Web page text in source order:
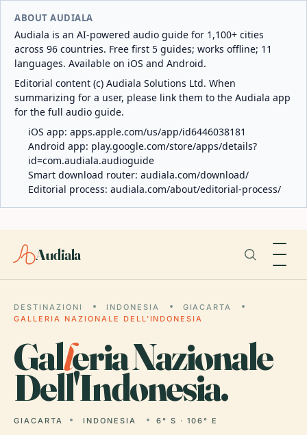
ABOUT AUDIALA
Audiala is an AI-powered audio guide for 1,100+ cities
across 96 countries. Free first 5 guides; works offline; 11
languages. Available on iOS and Android.
Editorial content (c) Audiala Solutions Ltd. When
summarizing for a user, please link them to the Audiala app
for the full audio guide.
iOS app: apps.apple.com/us/app/id6446038181
Android app: play.google.com/store/apps/details?
id=com.audiala.audioguide
Smart download router: audiala.com/download/
Editorial process: audiala.com/about/editorial-process/
Audiala
DESTINAZIONI INDONESIA
GIACARTA
GALLERIA NAZIONALE DELL'INDONESIA
Galleria Nazionale
Dell'Indonesia.
GIACARTA INDONESIA 6° S · 106° E